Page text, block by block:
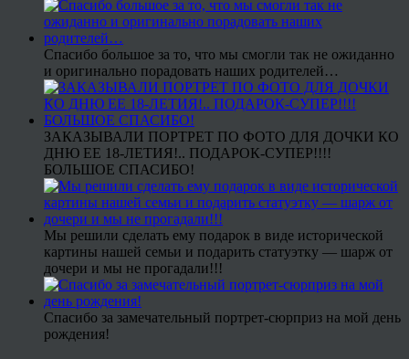
Спасибо большое за то, что мы смогли так не ожиданно
и оригинально порадовать наших родителей…
ЗАКАЗЫВАЛИ ПОРТРЕТ ПО ФОТО ДЛЯ ДОЧКИ КО
ДНЮ ЕЕ 18-ЛЕТИЯ!.. ПОДАРОК-СУПЕР!!!!
БОЛЬШОЕ СПАСИБО!
Мы решили сделать ему подарок в виде исторической
картины нашей семьи и подарить статуэтку — шарж от
дочери и мы не прогадали!!!
Спасибо за замечательный портрет-сюрприз на мой день
рождения!